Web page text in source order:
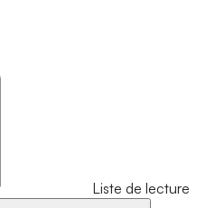
Liste de lecture